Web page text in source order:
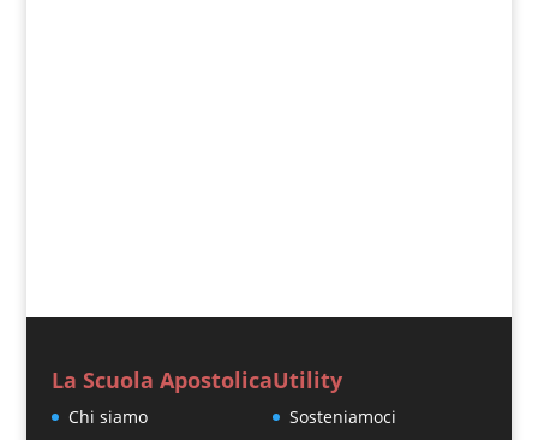
La Scuola Apostolica
Chi siamo
Utility
Sosteniamoci